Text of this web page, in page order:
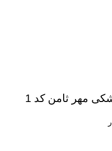
مهر ثامن کد 1